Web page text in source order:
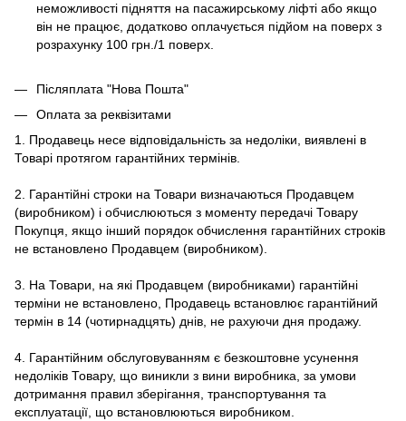
неможливості підняття на пасажирському ліфті або якщо
він не працює, додатково оплачується підйом на поверх з
розрахунку 100 грн./1 поверх.
Післяплата "Нова Пошта"
Оплата за реквізитами
1. Продавець несе відповідальність за недоліки, виявлені в
Товарі протягом гарантійних термінів.
2. Гарантійні строки на Товари визначаються Продавцем
(виробником) і обчислюються з моменту передачі Товару
Покупця, якщо інший порядок обчислення гарантійних строків
не встановлено Продавцем (виробником).
3. На Товари, на які Продавцем (виробниками) гарантійні
терміни не встановлено, Продавець встановлює гарантійний
термін в 14 (чотирнадцять) днів, не рахуючи дня продажу.
4. Гарантійним обслуговуванням є безкоштовне усунення
недоліків Товару, що виникли з вини виробника, за умови
дотримання правил зберігання, транспортування та
експлуатації, що встановлюються виробником.